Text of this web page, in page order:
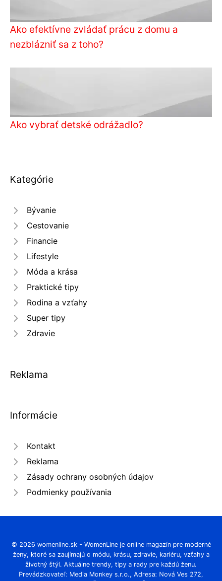
Ako efektívne zvládať prácu z domu a
nezblázniť sa z toho?
Ako vybrať detské odrážadlo?
Kategórie
Bývanie
Cestovanie
Financie
Lifestyle
Móda a krása
Praktické tipy
Rodina a vzťahy
Super tipy
Zdravie
Reklama
Informácie
Kontakt
Reklama
Zásady ochrany osobných údajov
Podmienky používania
© 2026 womenline.sk - WomenLine je online magazín pre moderné
ženy, ktoré sa zaujímajú o módu, krásu, zdravie, kariéru, vzťahy a
životný štýl. Aktuálne trendy, tipy a rady pre každú ženu.
Prevádzkovateľ: Media Monkey s.r.o., Adresa: Nová Ves 272,